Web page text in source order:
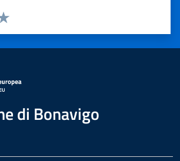
5 stelle su 5
4 stelle su 5
su 5
su 5
5
di Bonavigo